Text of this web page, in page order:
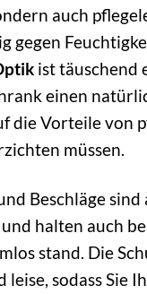
auch
gegen
ist täuschend
einen
die Vorteile von
müssen.
Beschläge
halten auch
stand. Die
leise, sodass Sie